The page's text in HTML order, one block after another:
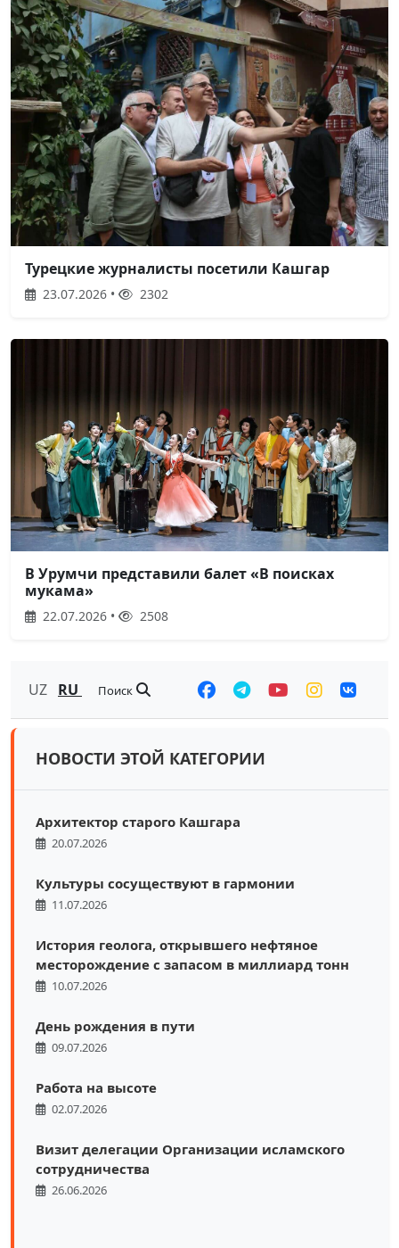
Турецкие журналисты посетили Кашгар
23.07.2026 • 2302
В Урумчи представили балет «В поисках
мукама»
22.07.2026 • 2508
UZ RU Поиск
НОВОСТИ ЭТОЙ КАТЕГОРИИ
Архитектор старого Кашгара
20.07.2026
Культуры сосуществуют в гармонии
11.07.2026
История геолога, открывшего нефтяное
месторождение с запасом в миллиард тонн
10.07.2026
День рождения в пути
09.07.2026
Работа на высоте
02.07.2026
Визит делегации Организации исламского
сотрудничества
26.06.2026